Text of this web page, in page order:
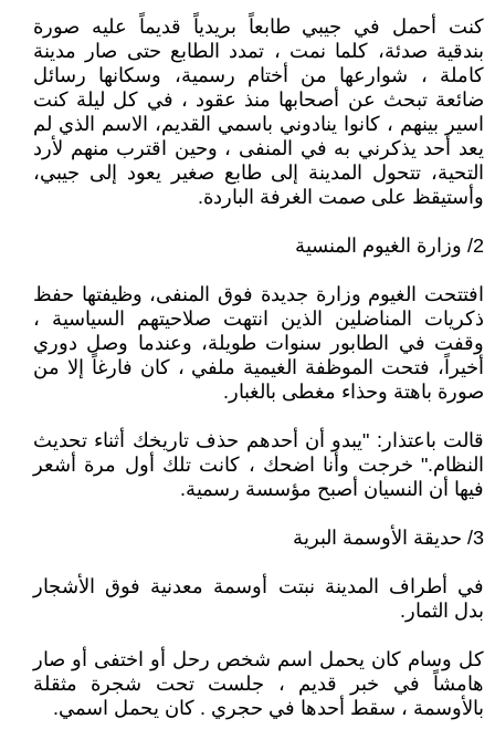
كنت أحمل في جيبي طابعاً بريدياً قديماً عليه صورة
بندقية صدئة، كلما نمت ، تمدد الطابع حتى صار مدينة
كاملة ، شوارعها من أختام رسمية، وسكانها رسائل
ضائعة تبحث عن أصحابها منذ عقود ، في كل ليلة كنت
اسير بينهم ، كانوا ينادوني باسمي القديم، الاسم الذي لم
يعد أحد يذكرني به في المنفى ، وحين اقترب منهم لأرد
التحية، تتحول المدينة إلى طابع صغير يعود إلى جيبي،
وأستيقظ على صمت الغرفة الباردة.
2/ وزارة الغيوم المنسية
افتتحت الغيوم وزارة جديدة فوق المنفى، وظيفتها حفظ
ذكريات المناضلين الذين انتهت صلاحيتهم السياسية ،
وقفت في الطابور سنوات طويلة، وعندما وصل دوري
أخيراً، فتحت الموظفة الغيمية ملفي ، كان فارغاً إلا من
صورة باهتة وحذاء مغطى بالغبار.
قالت باعتذار: "يبدو أن أحدهم حذف تاريخك أثناء تحديث
النظام." خرجت وأنا اضحك ، كانت تلك أول مرة أشعر
فيها أن النسيان أصبح مؤسسة رسمية.
3/ حديقة الأوسمة البرية
في أطراف المدينة نبتت أوسمة معدنية فوق الأشجار
بدل الثمار.
كل وسام كان يحمل اسم شخص رحل أو اختفى أو صار
هامشاً في خبر قديم ، جلست تحت شجرة مثقلة
بالأوسمة ، سقط أحدها في حجري . كان يحمل اسمي.